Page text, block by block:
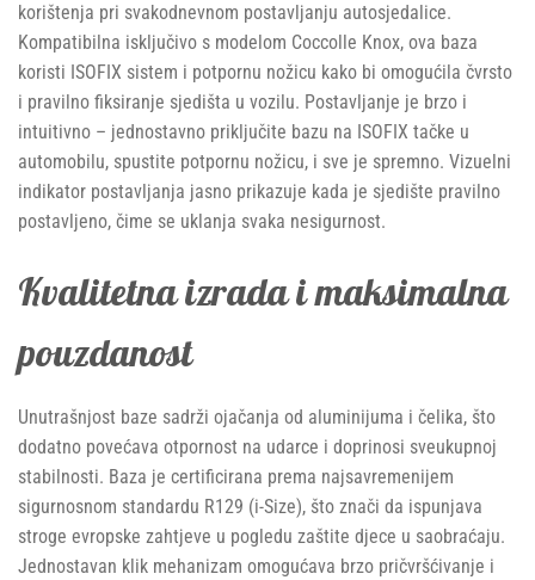
korištenja pri svakodnevnom postavljanju autosjedalice.
Kompatibilna isključivo s modelom Coccolle Knox, ova baza
koristi ISOFIX sistem i potpornu nožicu kako bi omogućila čvrsto
i pravilno fiksiranje sjedišta u vozilu. Postavljanje je brzo i
intuitivno – jednostavno priključite bazu na ISOFIX tačke u
automobilu, spustite potpornu nožicu, i sve je spremno. Vizuelni
indikator postavljanja jasno prikazuje kada je sjedište pravilno
postavljeno, čime se uklanja svaka nesigurnost.
Kvalitetna izrada i maksimalna
pouzdanost
Unutrašnjost baze sadrži ojačanja od aluminijuma i čelika, što
dodatno povećava otpornost na udarce i doprinosi sveukupnoj
stabilnosti. Baza je certificirana prema najsavremenijem
sigurnosnom standardu R129 (i-Size), što znači da ispunjava
stroge evropske zahtjeve u pogledu zaštite djece u saobraćaju.
Jednostavan klik mehanizam omogućava brzo pričvršćivanje i